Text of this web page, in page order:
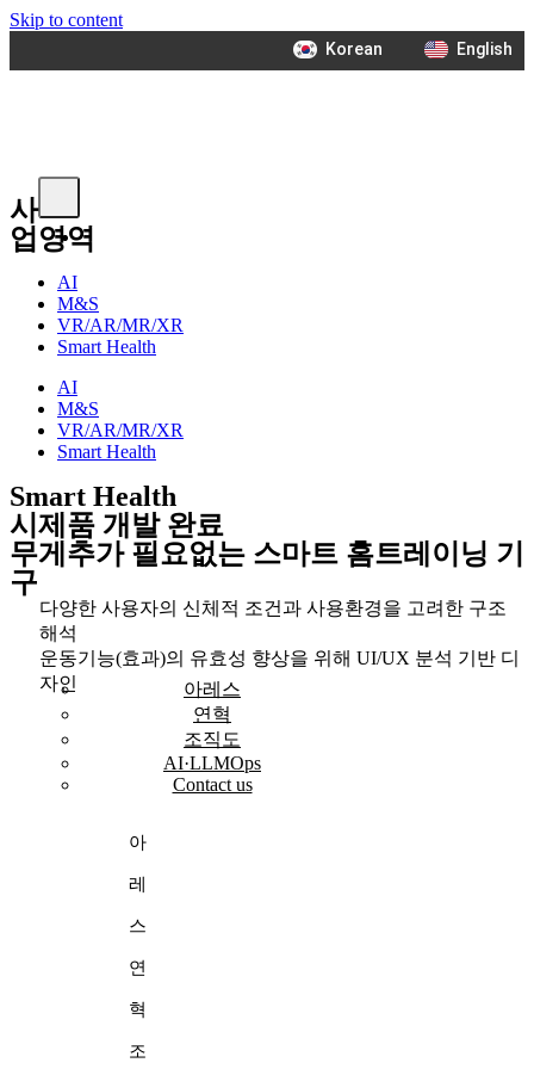
Skip to content
Korean English
업
정
보
아레스
연혁
조직도
AI·LLMOps
Contact us
아
레
스
연
혁
조
사
업영역
AI
M&S
VR/AR/MR/XR
Smart Health
AI
M&S
VR/AR/MR/XR
Smart Health
Smart Health
시제품 개발 완료
무게추가 필요없는 스마트 홈트레이닝 기
구
다양한 사용자의 신체적 조건과 사용환경을 고려한 구조
해석
운동기능(효과)의 유효성 향상을 위해 UI/UX 분석 기반 디
자인